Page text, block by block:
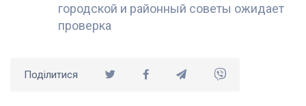
городской и районный советы ожидает
проверка
Поділитися